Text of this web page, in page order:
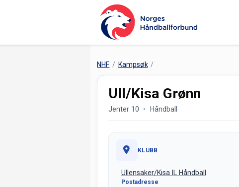
NHF Kampsøk
Ull/Kisa Grønn
Jenter 10 Håndball
KLUBB
Ullensaker/Kisa IL Håndball
Postadresse